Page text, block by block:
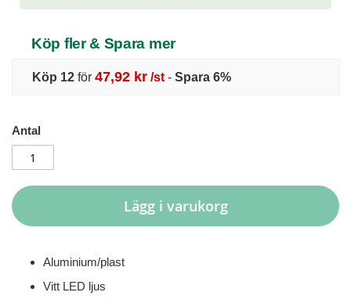
Köp fler & Spara mer
Köp 12 för 47,92 kr /st - Spara 6%
Antal
Lägg i varukorg
Aluminium/plast
Vitt LED ljus